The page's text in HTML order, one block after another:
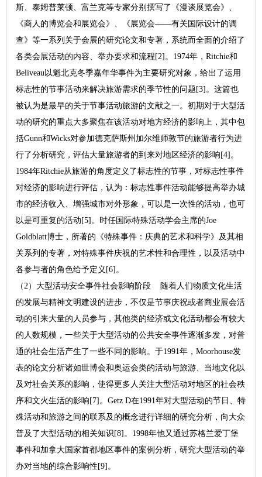
斯、泰姆普莱顿、富兰克等专家分别撰写了《漫谈展览会》、
《商人的博览会和展览会》、《展览会——有关国际设计的调
查》等一系列关于会展的研究论文和专著，系统而全面的介绍了
各类会展活动的内容、举办要求和流程[2]。1974年，Ritchie和
Beliveau以魁北克冬季嘉年华事件为主要研究对象，给出了运用
标志性的节事活动来解决旅游需求的季节性的问题[3]。这篇也
被认为是最早的关于节事活动旅游的文献之一。初期对于大型活
动的研究的重点大多聚焦在该活动对地方经济的影响上，其中包
括Gunn和Wicks对参加德克萨斯州加尔维师敦节的旅游者行为进
行了分析研究，评估大量旅游者的到来对地区经济的影响[4]。
1984年Ritchie从旅游的角度定义了标志性的节事，对标志性事件
对经济的影响进行评估，认为：标志性事件活动能够提高举办城
市的经济收入、增强城市对外形象，可以是一次性的活动，也可
以是可重复的活动[5]。时任国际特殊活动学会主席的Joe
Goldblatt博士，所著的《特殊事件：庆典的艺术和科学》及其相
关系列的专著，对特殊事件庆祝的艺术性和合理性，以及活动中
各参与者的角色给予定义[6]。
（2）大型活动安全事件社会影响阶段 随着人们物质文化生活
的发展与精神文明建设的进步，不仅是节事庆祝或者商业展会活
动的引来大量的人员参与，其他类的经济或文化活动都会有较大
的人数规模，一些关于大型活动的公共安全事件逐渐多发，对普
通的社会生活产生了一些不同的影响。于1991年，Moorhouse发
表的论文分析诸如世博会和奥运会类的活动与旅游、当地文化以
及对社会关系的影响，使得更多人关注大型活动对地区的社会秩
序和文火生活的影响[7]。Getz D在1991年对大型活动的节日、特
殊活动和旅游之间的联系及的概念进行详细的研究分析，向大众
普及了大型活动的相关知识[8]。1998年他又通过苏格兰爱丁堡
事件和加拿大国家首都地区事件的案例分析，研究大型活动的举
办对当地的综合影响性[9]。